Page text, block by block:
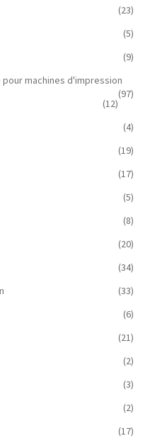
(23)
(5)
(9)
machines d'impression
(97)
(12)
(4)
(19)
(17)
(5)
(8)
(20)
(34)
(33)
(6)
(21)
(2)
(3)
(2)
(17)